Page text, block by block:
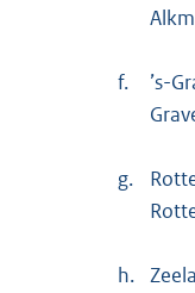
f.
’s-
g.
h.